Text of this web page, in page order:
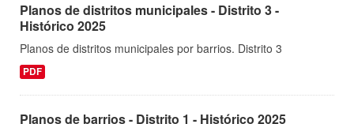
Planos de distritos municipales - Distrito 3 -
Histórico 2025
Planos de distritos municipales por barrios. Distrito 3
PDF
Planos de barrios - Distrito 1 - Histórico 2025